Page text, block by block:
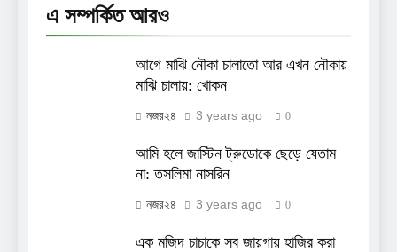
এ সম্পর্কিত আরও
আগে মাঝি নৌকা চালাতো আর এখন নৌকায়
মাঝি চালায়: খোকন
নজর২৪ 3 years ago 0
আমি হলে জাস্টিন ট্রুডোকে ছেড়ে যেতাম
না: তসলিমা নাসরিন
নজর২৪ 3 years ago 0
এক মজিদ চাচাকে সব জায়গায় হাজির করা